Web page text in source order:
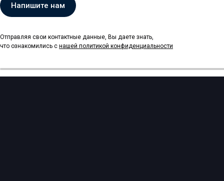
Отправляя свои контактные данные, Вы даете знать,
что ознакомились с нашей политикой конфиденциальности
Напишите нам